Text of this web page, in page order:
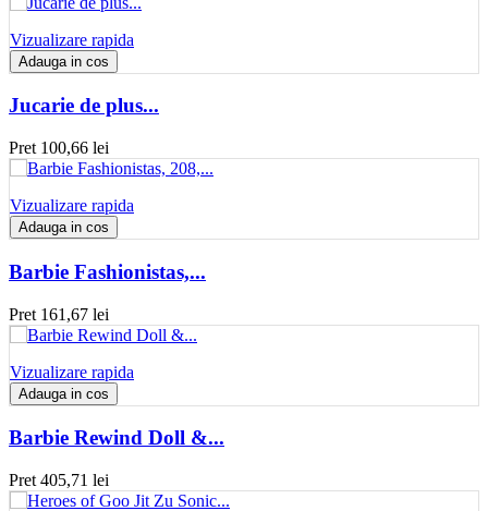
Vizualizare rapida
Adauga in cos
Jucarie de plus...
Pret 100,66 lei
Vizualizare rapida
Adauga in cos
Barbie Fashionistas,...
Pret 161,67 lei
Vizualizare rapida
Adauga in cos
Barbie Rewind Doll &...
Pret 405,71 lei